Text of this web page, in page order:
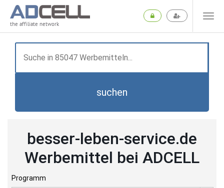
the affiliate network
suchen
besser-leben-service.de
Werbemittel bei ADCELL
Programm